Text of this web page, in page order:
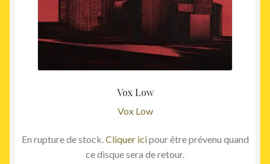
Vox Low
Vox Low
En rupture de stock.Cliquer icipour être prévenu quand
ce disque sera de retour.